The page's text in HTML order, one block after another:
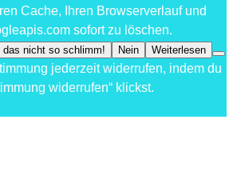
Cache, Ihren Browserverlauf und
sofort zu löschen.
das nicht so schlimm! Nein Weiterlesen
jederzeit widerrufen, indem du
widerrufen“ klickst.